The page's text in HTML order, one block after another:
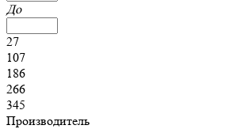
До
27
107
186
266
345
Производитель